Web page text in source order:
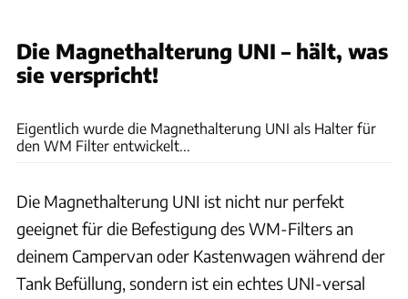
Die Magnethalterung UNI – hält, was
sie verspricht!
Eigentlich wurde die Magnethalterung UNI als Halter für
den WM Filter entwickelt...
Die Magnethalterung UNI ist nicht nur perfekt
geeignet für die Befestigung des WM-Filters an
deinem Campervan oder Kastenwagen während der
Tank Befüllung, sondern ist ein echtes UNI-versal